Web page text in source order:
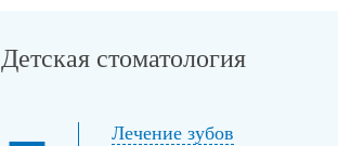
Детская стоматология
Лечение зубов